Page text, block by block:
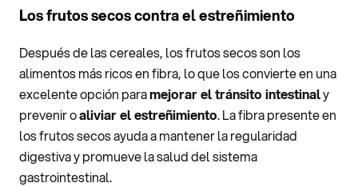
Los frutos secos contra el estreñimiento
Después de las cereales, los frutos secos son los
alimentos más ricos en fibra, lo que los convierte en una
excelente opción paramejorar el tránsito intestinaly
prevenir oaliviar el estreñimiento. La fibra presente en
los frutos secos ayuda a mantener la regularidad
digestiva y promueve la salud del sistema
gastrointestinal.